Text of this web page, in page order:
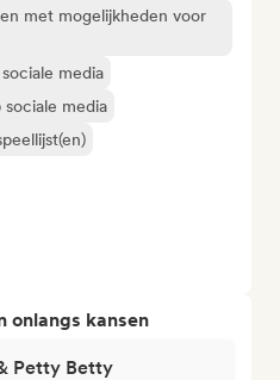
met mogelijkheden voor
media
media
onlangs kansen
Petty Betty